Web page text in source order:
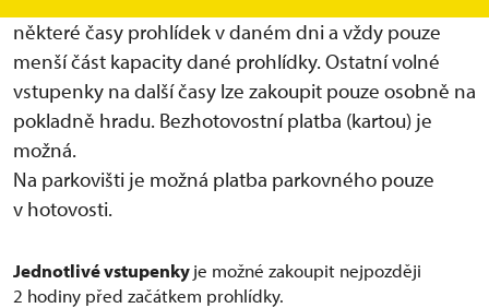
některé časy prohlídek v daném dni a vždy pouze
menší část kapacity dané prohlídky. Ostatní volné
vstupenky na další časy lze zakoupit pouze osobně na
pokladně hradu. Bezhotovostní platba (kartou) je
možná.
Na parkovišti je možná platba parkovného pouze
v hotovosti.
Jednotlivé vstupenkyje možné zakoupit nejpozději
2 hodiny před začátkem prohlídky.